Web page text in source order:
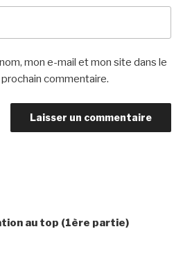
mon e-mail et mon site dans le
commentaire.
au top (1ère partie)